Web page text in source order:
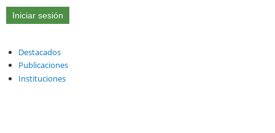
Destacados
Publicaciones
Instituciones